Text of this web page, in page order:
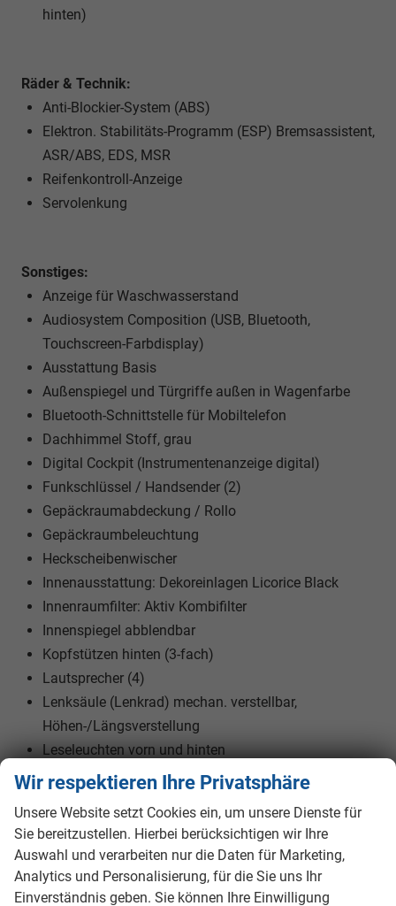
hinten)
Räder & Technik:
Anti-Blockier-System (ABS)
Elektron. Stabilitäts-Programm (ESP) Bremsassistent,
ASR/ABS, EDS, MSR
Reifenkontroll-Anzeige
Servolenkung
Sonstiges:
Anzeige für Waschwasserstand
Audiosystem Composition (USB, Bluetooth,
Touchscreen-Farbdisplay)
Ausstattung Basis
Außenspiegel und Türgriffe außen in Wagenfarbe
Bluetooth-Schnittstelle für Mobiltelefon
Dachhimmel Stoff, grau
Digital Cockpit (Instrumentenanzeige digital)
Funkschlüssel / Handsender (2)
Gepäckraumabdeckung / Rollo
Gepäckraumbeleuchtung
Heckscheibenwischer
Innenausstattung: Dekoreinlagen Licorice Black
Innenraumfilter: Aktiv Kombifilter
Innenspiegel abblendbar
Kopfstützen hinten (3-fach)
Lautsprecher (4)
Lenksäule (Lenkrad) mechan. verstellbar,
Höhen-/Längsverstellung
Leseleuchten vorn und hinten
Leuchtweitenregelung
Modellpflege
Nebelschlussleuchte
Radvollabdeckungen / Radzierblenden
Schadstoffarm nach Abgasnorm Euro 6e
Wir respektieren Ihre Privatsphäre
Unsere Website setzt Cookies ein, um unsere Dienste für
Sie bereitzustellen. Hierbei berücksichtigen wir Ihre
Auswahl und verarbeiten nur die Daten für Marketing,
Analytics und Personalisierung, für die Sie uns Ihr
Einverständnis geben. Sie können Ihre Einwilligung